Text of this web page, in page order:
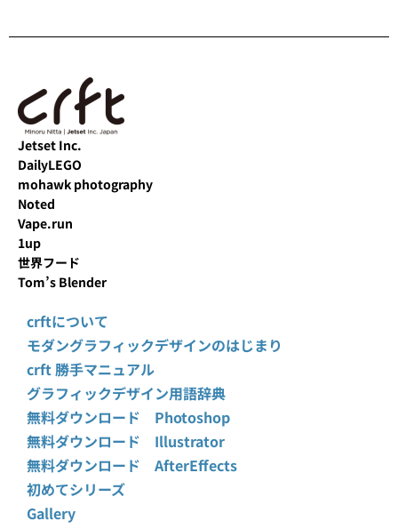
Jetset Inc.
DailyLEGO
mohawk photography
Noted
Vape.run
1up
世界フード
Tom’s Blender
crftについて
モダングラフィックデザインのはじまり
crft 勝手マニュアル
グラフィックデザイン用語辞典
無料ダウンロード Photoshop
無料ダウンロード Illustrator
無料ダウンロード AfterEffects
初めてシリーズ
Gallery